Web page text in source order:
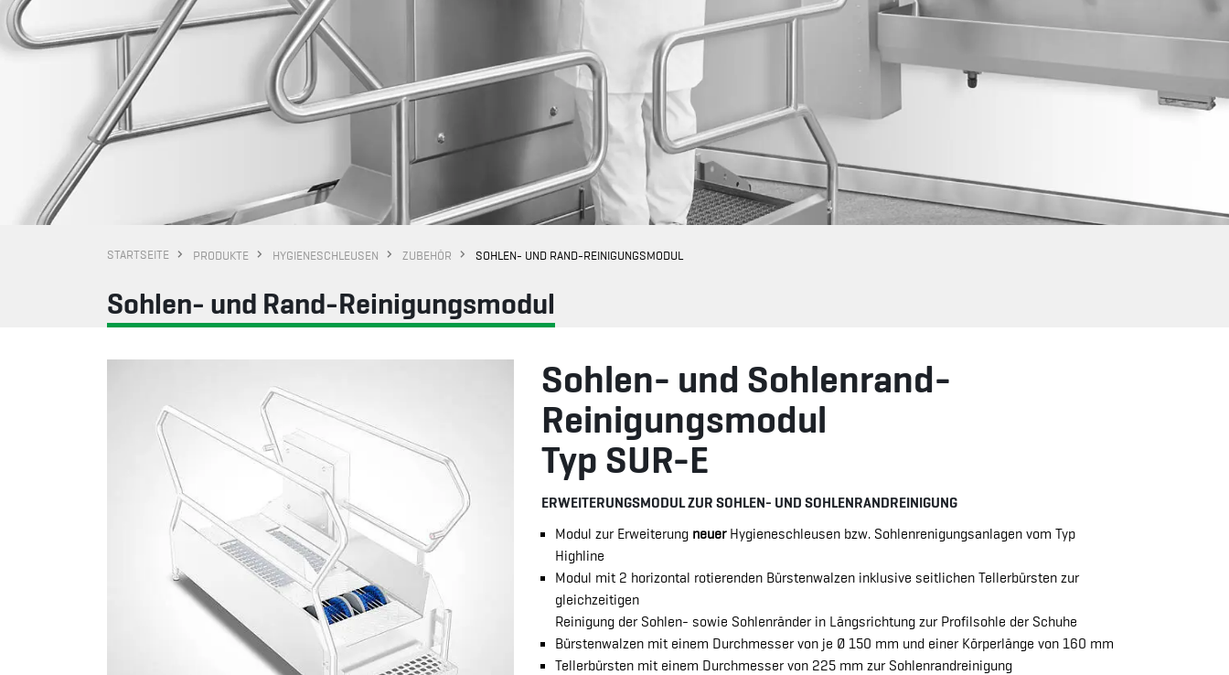
STARTSEITE PRODUKTE HYGIENESCHLEUSEN ZUBEHÖR SOHLEN- UND RAND-REINIGUNGSMODUL
Sohlen- und Rand-Reinigungsmodul
Sohlen- und Sohlenrand-
Reinigungsmodul
Typ SUR-E
ERWEITERUNGSMODUL ZUR SOHLEN- UND SOHLENRANDREINIGUNG
Modul zur Erweiterung neuerHygieneschleusen bzw. Sohlenrenigungsanlagen vom Typ
Highline
Modul mit 2 horizontal rotierenden Bürstenwalzen inklusive seitlichen Tellerbürsten zur
gleichzeitigen
Reinigung der Sohlen- sowie Sohlenränder in Längsrichtung zur Profilsohle der Schuhe
Bürstenwalzen mit einem Durchmesser von je Ø 150 mm und einer Körperlänge von 160 mm
Tellerbürsten mit einem Durchmesser von 225 mm zur Sohlenrandreinigung